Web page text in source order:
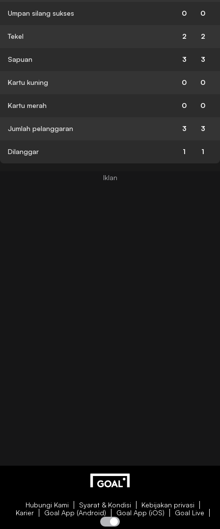
Umpan silang sukses 0 0
Tekel 2 2
Sapuan 3 3
Kartu kuning 0 0
Kartu merah 0 0
Jumlah pelanggaran 3 3
Dilanggar 1 1
Hubungi Kami Syarat & Kondisi
Kebijakan privasi
Karier
Goal App (Android) Goal App (iOS) Goal Live